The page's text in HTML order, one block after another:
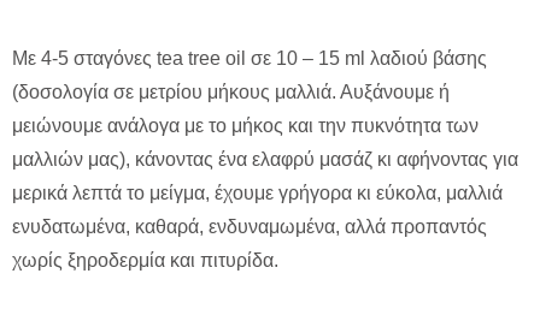
Με 4-5 σταγόνες tea tree oil σε 10 – 15 ml λαδιού βάσης
(δοσολογία σε μετρίου μήκους μαλλιά. Αυξάνουμε ή
μειώνουμε ανάλογα με το μήκος και την πυκνότητα των
μαλλιών μας), κάνοντας ένα ελαφρύ μασάζ κι αφήνοντας για
μερικά λεπτά το μείγμα, έχουμε γρήγορα κι εύκολα, μαλλιά
ενυδατωμένα, καθαρά, ενδυναμωμένα, αλλά προπαντός
χωρίς ξηροδερμία και πιτυρίδα.